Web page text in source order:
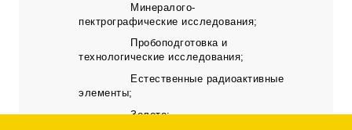
Минералого-
пектрографические исследования;
Пробоподготовка и
технологические исследования;
Естественные радиоактивные
элементы;
Золото;